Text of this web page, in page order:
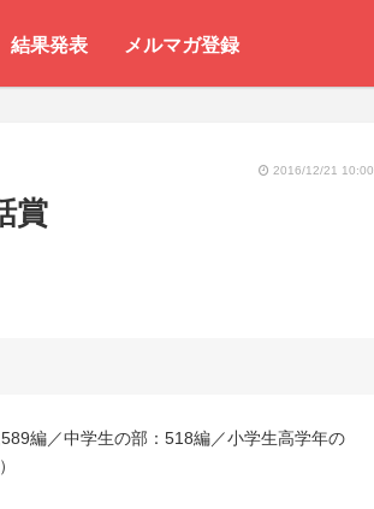
結果発表 メルマガ登録
2016/12/21 10:00
賞
編／中学生の部：518編／小学生高学年の